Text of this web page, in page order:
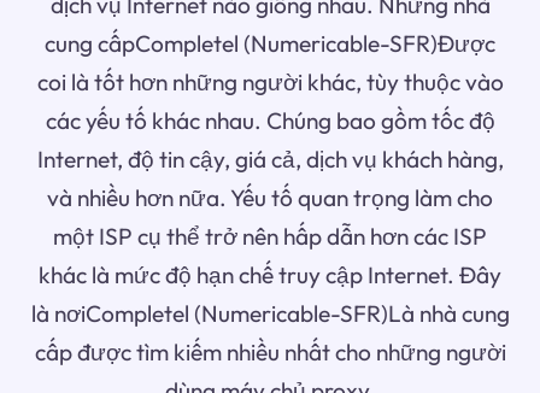
cung cấpCompletel (Numericable-SFR)Được
coi là tốt hơn những người khác, tùy thuộc vào
các yếu tố khác nhau. Chúng bao gồm tốc độ
Internet, độ tin cậy, giá cả, dịch vụ khách hàng,
và nhiều hơn nữa. Yếu tố quan trọng làm cho
một ISP cụ thể trở nên hấp dẫn hơn các ISP
khác là mức độ hạn chế truy cập Internet. Đây
là nơiCompletel (Numericable-SFR)Là nhà cung
cấp được tìm kiếm nhiều nhất cho những người